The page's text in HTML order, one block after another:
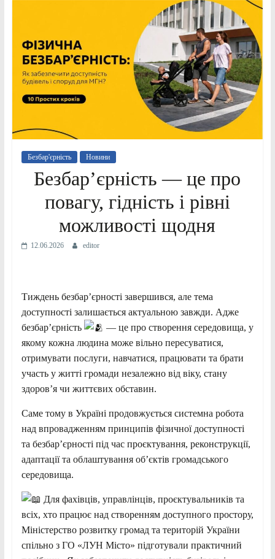
Безбар'єрність Новини
Безбар’єрність — це про
повагу, гідність і рівні
можливості щодня
12.06.2026 editor
Тиждень безбар’єрності завершився, але тема
доступності залишається актуальною завжди. Адже
безбар’єрність
— це про створення середовища, у
якому кожна людина може вільно пересуватися,
отримувати послуги, навчатися, працювати та брати
участь у житті громади незалежно від віку, стану
здоров’я чи життєвих обставин.
Саме тому в Україні продовжується системна робота
над впровадженням принципів фізичної доступності
та безбар’єрності під час проєктування, реконструкції,
адаптації та облаштування об’єктів громадського
середовища.
Для фахівців, управлінців, проєктувальників та
всіх, хто працює над створенням доступного простору,
Міністерство розвитку громад та територій України
спільно з ГО «ЛУН Місто» підготували практичний